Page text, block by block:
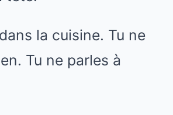
la cuisine. Tu ne
Tu ne parles à